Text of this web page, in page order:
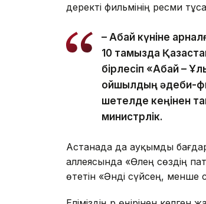
деректі фильмінің ресми
– Абай күніне
10 тамызда
бірлесіп «Абай –
ойшылдың әдеби-
шетелде кеңінен
министрлік.
Астанада да ауқымды
аллеясында «Өлең сөздің
өтетін «Әнді сүйсең, менше